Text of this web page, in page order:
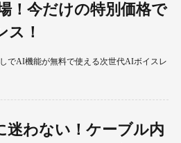
！今だけの特別価格で
ス！
でAI機能が無料で使える次世代AIボイスレ
迷わない！ケーブル内